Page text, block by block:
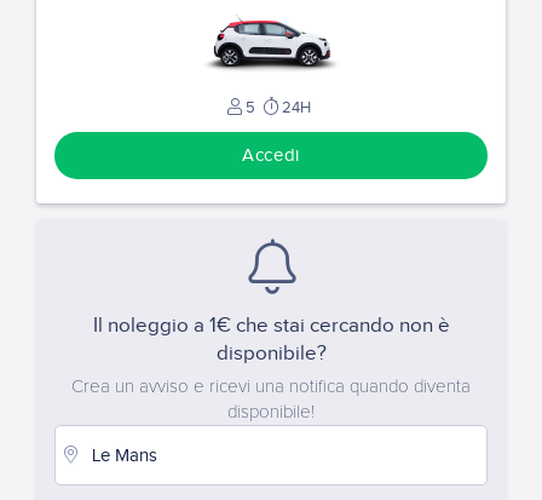
5 24H
Accedi
Il noleggio a 1€ che stai cercando non è
disponibile?
Crea un avviso e ricevi una notifica quando diventa
disponibile!